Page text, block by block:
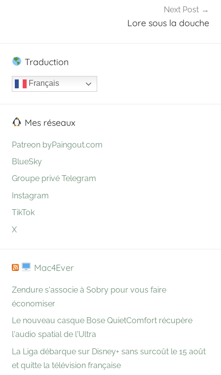
Next Post
Lore sous la douche
Traduction
Français
Mes réseaux
Patreon byPaingout.com
BlueSky
Groupe privé Telegram
Instagram
TikTok
X
Mac4Ever
Zendure s'associe à Sobry pour vous faire
économiser
Le nouveau casque Bose QuietComfort récupère
l'audio spatial de l'Ultra
La Liga débarque sur Disney+ sans surcoût le 15 août
et quitte la télévision française